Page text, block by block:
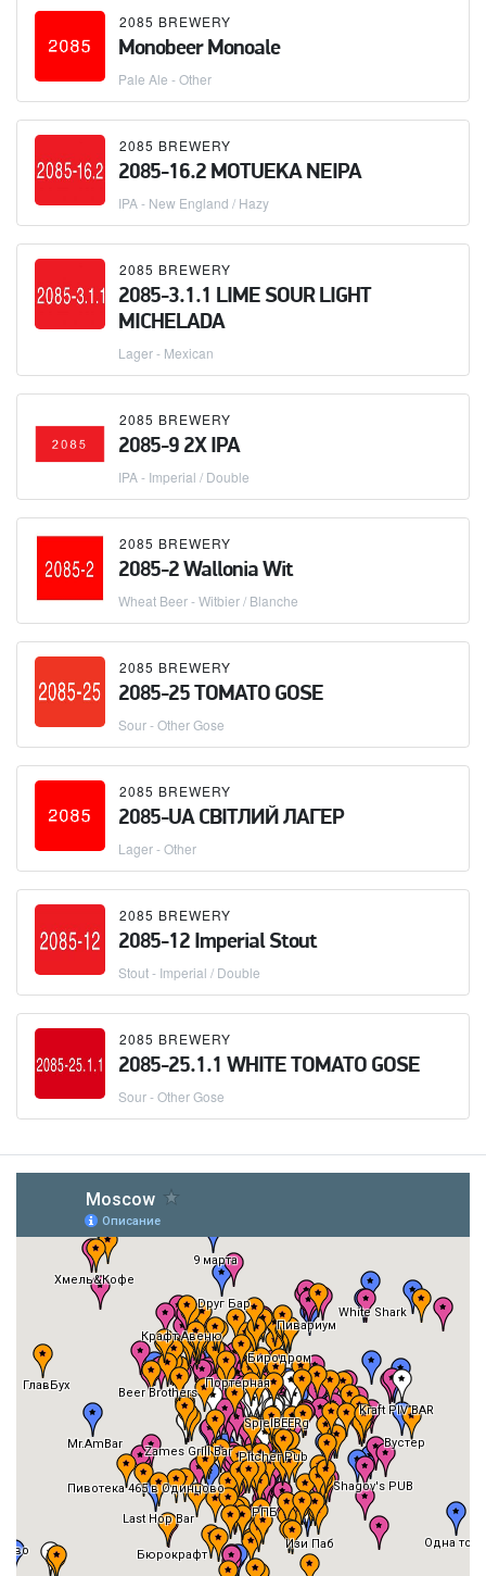
2085 BREWERY
Monobeer Monoale
Pale Ale - Other
2085 BREWERY
2085-16.2 MOTUEKA NEIPA
IPA - New England / Hazy
2085 BREWERY
2085-3.1.1 LIME SOUR LIGHT
MICHELADA
Lager - Mexican
2085 BREWERY
2085-9 2X IPA
IPA - Imperial / Double
2085 BREWERY
2085-2 Wallonia Wit
Wheat Beer - Witbier / Blanche
2085 BREWERY
2085-25 TOMATO GOSE
Sour - Other Gose
2085 BREWERY
2085-UA СВІТЛИЙ ЛАГЕР
Lager - Other
2085 BREWERY
2085-12 Imperial Stout
Stout - Imperial / Double
2085 BREWERY
2085-25.1.1 WHITE TOMATO GOSE
Sour - Other Gose